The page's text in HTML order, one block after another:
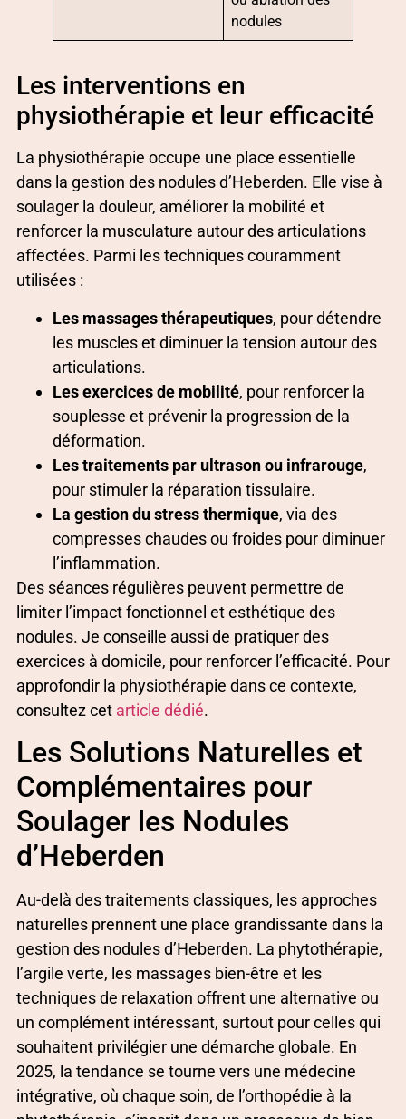
nodules
Les interventions en
physiothérapie et leur efficacité
La physiothérapie occupe une place essentielle
dans la gestion des nodules d’Heberden. Elle vise à
soulager la douleur, améliorer la mobilité et
renforcer la musculature autour des articulations
affectées. Parmi les techniques couramment
utilisées :
Les massages thérapeutiques, pour détendre
les muscles et diminuer la tension autour des
articulations.
Les exercices de mobilité, pour renforcer la
souplesse et prévenir la progression de la
déformation.
Les traitements par ultrason ou infrarouge,
pour stimuler la réparation tissulaire.
La gestion du stress thermique, via des
compresses chaudes ou froides pour diminuer
l’inflammation.
Des séances régulières peuvent permettre de
limiter l’impact fonctionnel et esthétique des
nodules. Je conseille aussi de pratiquer des
exercices à domicile, pour renforcer l’efficacité. Pour
approfondir la physiothérapie dans ce contexte,
consultez cet article dédié.
Les Solutions Naturelles et
Complémentaires pour
Soulager les Nodules
d’Heberden
Au-delà des traitements classiques, les approches
naturelles prennent une place grandissante dans la
gestion des nodules d’Heberden. La phytothérapie,
l’argile verte, les massages bien-être et les
techniques de relaxation offrent une alternative ou
un complément intéressant, surtout pour celles qui
souhaitent privilégier une démarche globale. En
2025, la tendance se tourne vers une médecine
intégrative, où chaque soin, de l’orthopédie à la